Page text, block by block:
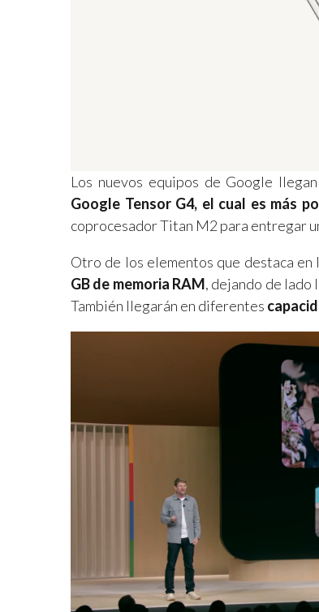
Los nuevos equipos de Google
Google Tensor G4, el cual es más
coprocesador Titan M2 para entregar
Otro de los elementos que destaca en
GB de memoria RAM, dejando de lado
También llegarán en diferentes